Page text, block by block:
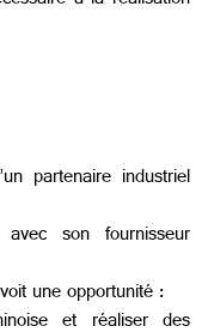
partenaire industriel
son fournisseur
une opportunité :
et réaliser des